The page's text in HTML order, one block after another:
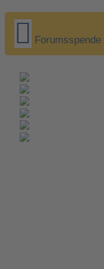
Forumsspende